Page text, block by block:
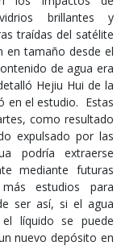
brillantes y
traídas del satélite
en tamaño desde el
de agua era
Hejiu Hui de la
en el estudio. Estas
como resultado
expulsado por las
podría extraerse
mediante futuras
estudios para
ser así, si el agua
líquido se puede
nuevo depósito en